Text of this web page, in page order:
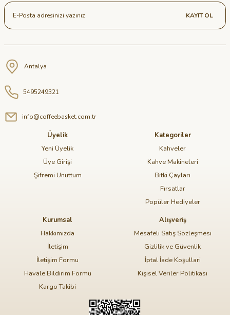
KAYIT OL
Antalya
5495249321
info@coffeebasket.com.tr
Üyelik
Yeni Üyelik
Üye Girişi
Şifremi Unuttum
Kategoriler
Kahveler
Kahve Makineleri
Bitki Çayları
Fırsatlar
Popüler Hediyeler
Kurumsal
Hakkımızda
İletişim
İletişim Formu
Havale Bildirim Formu
Kargo Takibi
Alışveriş
Mesafeli Satış Sözleşmesi
Gizlilik ve Güvenlik
İptal İade Koşullari
Kişisel Veriler Politikası